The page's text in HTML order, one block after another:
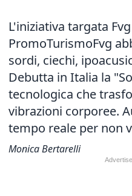
L'iniziativa targata
PromoTurismoFvg
sordi, ciechi,
Debutta in Italia la
tecnologica che
vibrazioni corporee.
tempo reale per non
Monica Bertarelli